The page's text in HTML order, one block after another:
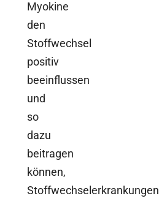
Myokine
den
Stoffwechsel
positiv
beeinflussen
und
so
dazu
beitragen
können,
Stoffwechselerkrankungen